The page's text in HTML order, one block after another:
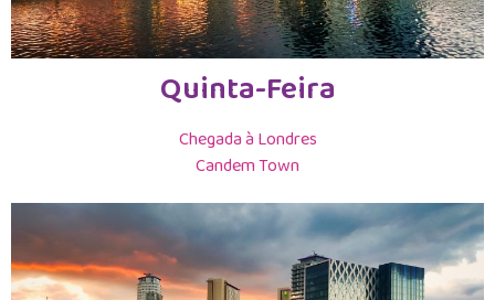
Quinta-Feira
Chegada à Londres
Candem Town